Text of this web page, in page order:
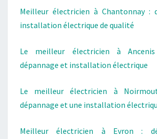
Meilleur électricien à Chantonnay :
installation électrique de qualité
Le meilleur électricien à
dépannage et installation électrique
Le meilleur électricien à
dépannage et une installation
Meilleur électricien à Evron :